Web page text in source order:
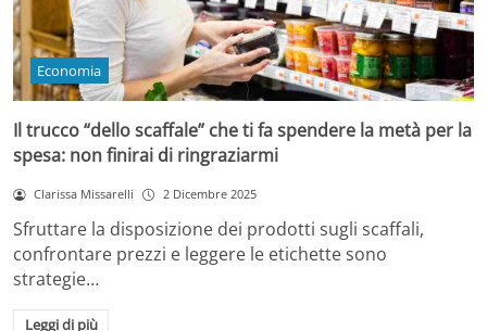
Economia
Il trucco “dello scaffale” che ti fa spendere la metà per la
spesa: non finirai di ringraziarmi
Clarissa Missarelli 2 Dicembre 2025
Sfruttare la disposizione dei prodotti sugli scaffali,
confrontare prezzi e leggere le etichette sono
strategie…
Leggi di più